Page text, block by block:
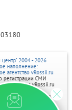
центр" 2004 - 2026
наполнение:
агентство vRossii.ru
регистрации СМИ
агентства vRossii.ru
04 марта
Нарыков А. Н.